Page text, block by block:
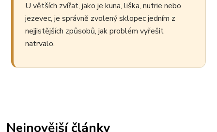
U větších zvířat, jako je kuna, liška, nutrie nebo
jezevec, je správně zvolený sklopec jedním z
nejjistějších způsobů, jak problém vyřešit
natrvalo.
Nejnovější články